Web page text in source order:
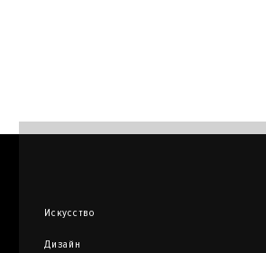
Искусство
Дизайн